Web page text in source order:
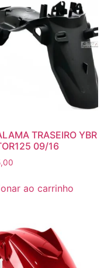
TRASEIRO YBR
09/16
ao carrinho